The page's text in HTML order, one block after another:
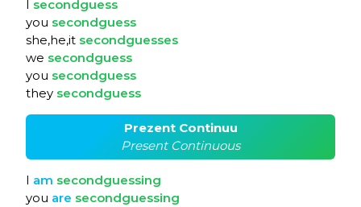
I secondguess
you secondguess
she,he,it secondguesses
we secondguess
you secondguess
they secondguess
Prezent Continuu
Present Continuous
I am secondguessing
you are secondguessing